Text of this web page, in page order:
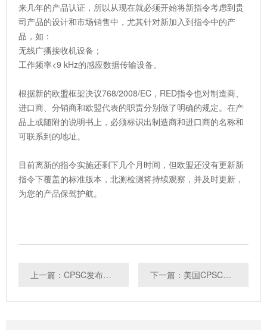
来几年的产品认证，所以从现在就必须开始将新指令考虑到贵
司产品的设计和市场销售中，尤其针对新加入到指令中的产
品，如：
无线广播接收机设备；
工作频率<9 kHz的感应数据传输设备。
根据新的欧盟框架决议768/2008/EC，RED指令也对制造商、
进口商、分销商和欧盟代表的职责分别做了明确的规定。在产
品上或随附的说明书上，必须标识出制造商和进口商的名称和
可联系到的地址。
目前离新的指令实施还剩下几个月时间，但欧盟还没有更新新
指令下覆盖的标准版本，北测检测将持续观察，并及时更新，
为您的产品保驾护航。
上一篇：CPSC发布关于平衡车UL2272认证标准的公告 下一篇：美国CPSC严查平衡车没UL认证不能通关